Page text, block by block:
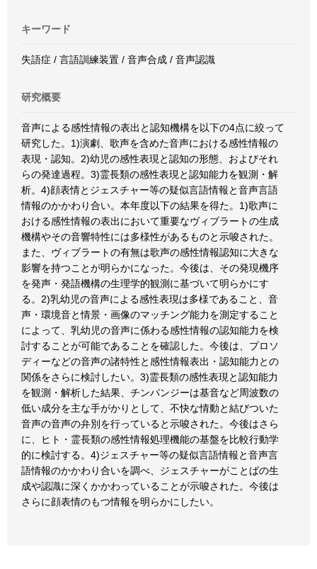
キーワード
失語症 / 言語訓練装置 / 音声合成 / 音声認識
研究概要
音声による感性情報の表出と認知機構を以下の4点に絞って
研究した。1)演劇、歌声を含めた音声における感性情報の
表現・認知。2)幼児の感性表現と認知の形態、およびそれ
らの発達過程。3)霊長類の感性表現と認知能力を観測・解
析。4)顔表情とジェスチャー等の疑似言語情報と音声言語
情報のかかわり合い。本年度以下の結果を得た。1)歌声に
おける感性情報の表出において重要なヴィブラートの生成
機構やその音響特性には多様性があるものと示唆された。
また、ヴィブラートの有無は歌声の感性情報認知に大きな
影響を持つことが明らかになった。今後は、その発現機序
を発声・発語機構の生理学的観測に基づいて明らかにす
る。2)乳幼児の音声による感性表現は多様であること、音
声・環境音と情景・画像のマッチング能力を測定すること
によって、乳幼児の音声に係わる感性情報の認知能力を検
討することが可能であることを確認した。今後は、プロソ
ディーなどの音声の諸特性と感性情報表出・認知能力との
関係をさらに検討したい。3)霊長類の感性表現と認知能力
を観測・解析した結果、チンパンジーは基音など周波数の
低い成分を主な手がかりとして、不快な情動と結びついた
音声の音声の弁別を行っていると示唆された。今後はさら
に、ヒト・霊長類の感性情報処理機能の基盤を比較行動学
的に検討する。4)ジェスチャー等の疑似言語情報と音声言
語情報のかかわり合いを調べ、ジェスチャーがことばの生
成や認識に深くかかわっていることが示唆された。今後は
さらに顔表情のもつ情報を明らかにしたい。